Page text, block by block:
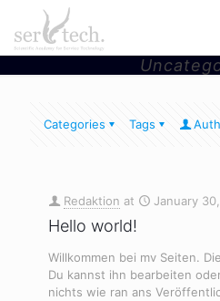
Categories Tags
Redaktion at January
Hello world!
Willkommen bei mv Seiten.
Du kannst ihn bearbeiten
nichts wie ran ans